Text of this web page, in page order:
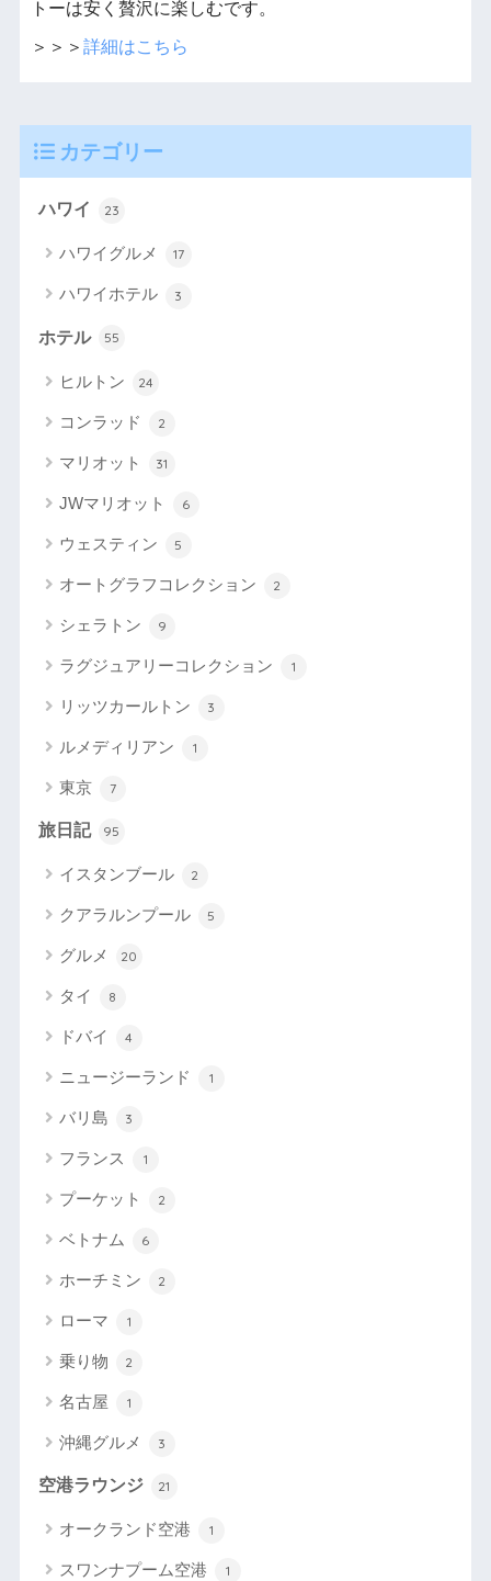
トーは安く贅沢に楽しむです。
＞＞＞ 詳細はこちら
カテゴリー
ハワイ 23
ハワイグルメ 17
ハワイホテル 3
ホテル 55
ヒルトン 24
コンラッド 2
マリオット 31
JWマリオット 6
ウェスティン 5
オートグラフコレクション 2
シェラトン 9
ラグジュアリーコレクション 1
リッツカールトン 3
ルメディリアン 1
東京 7
旅日記 95
イスタンブール 2
クアラルンプール 5
グルメ 20
タイ 8
ドバイ 4
ニュージーランド 1
バリ島 3
フランス 1
プーケット 2
ベトナム 6
ホーチミン 2
ローマ 1
乗り物 2
名古屋 1
沖縄グルメ 3
空港ラウンジ 21
オークランド空港 1
スワンナプーム空港 1